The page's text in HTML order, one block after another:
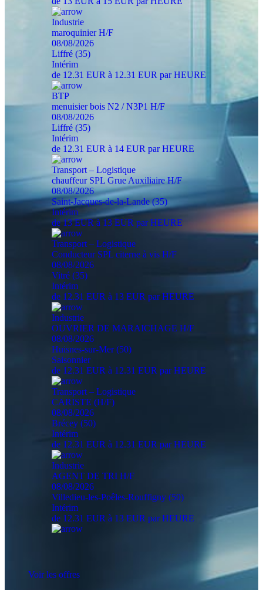
Industrie
maroquinier H/F
08/08/2026
Liffré (35)
Intérim
de 12.31 EUR à 12.31 EUR par HEURE
BTP
menuisier bois N2 / N3P1 H/F
08/08/2026
Liffré (35)
Intérim
de 12.31 EUR à 14 EUR par HEURE
Transport – Logistique
chauffeur SPL Grue Auxiliaire H/F
08/08/2026
Saint-Jacques-de-la-Lande (35)
Intérim
de 13 EUR à 13 EUR par HEURE
Transport – Logistique
Conducteur SPL citerne à vis H/F
08/08/2026
Vitré (35)
Intérim
de 12.31 EUR à 13 EUR par HEURE
Industrie
OUVRIER DE MARAICHAGE H/F
08/08/2026
Huisnes-sur-Mer (50)
Saisonnier
de 12.31 EUR à 12.31 EUR par HEURE
Transport – Logistique
CARISTE (H/F)
08/08/2026
Brécey (50)
Intérim
de 12.31 EUR à 12.31 EUR par HEURE
Industrie
AGENT DE TRI H/F
08/08/2026
Villedieu-les-Poêles-Rouffigny (50)
Intérim
de 12.31 EUR à 13 EUR par HEURE
Voir les offres